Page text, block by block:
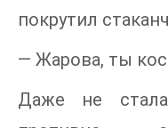
покрутил
— Жарова, ты
Даже не стала